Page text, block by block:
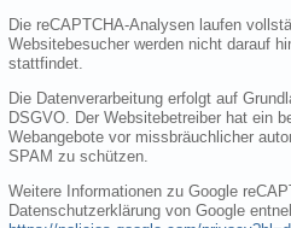
Die reCAPTCHA-Analysen laufen
Websitebesucher werden nicht darauf
stattfindet.
Die Datenverarbeitung erfolgt auf
DSGVO. Der Websitebetreiber hat ein
Webangebote vor missbräuchlicher
SPAM zu schützen.
Weitere Informationen zu Google
Datenschutzerklärung von Google